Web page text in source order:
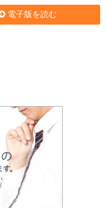
電子版を読む